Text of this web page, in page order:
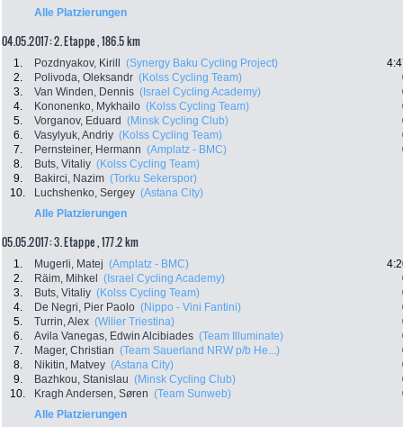
Alle Platzierungen
04.05.2017: 2. Etappe , 186.5 km
1. Pozdnyakov, Kirill (Synergy Baku Cycling Project)
2.
Polivoda, Oleksandr (Kolss Cycling Team)
3.
Van Winden, Dennis (Israel Cycling Academy)
4.
Kononenko, Mykhailo (Kolss Cycling Team)
5.
Vorganov, Eduard (Minsk Cycling Club)
6.
Vasylyuk, Andriy (Kolss Cycling Team)
7.
Pernsteiner, Hermann (Amplatz - BMC)
8.
Buts, Vitaliy (Kolss Cycling Team)
9.
Bakirci, Nazim (Torku Sekerspor)
10.
Luchshenko, Sergey (Astana City)
Alle Platzierungen
05.05.2017: 3. Etappe , 177.2 km
1. Mugerli, Matej (Amplatz - BMC)
2.
Räim, Mihkel (Israel Cycling Academy)
3.
Buts, Vitaliy (Kolss Cycling Team)
4.
De Negri, Pier Paolo (Nippo - Vini Fantini)
5.
Turrin, Alex (Wilier Triestina)
6.
Avila Vanegas, Edwin Alcibiades (Team Illuminate)
7.
Mager, Christian (Team Sauerland NRW p/b He...)
8.
Nikitin, Matvey (Astana City)
9.
Bazhkou, Stanislau (Minsk Cycling Club)
10.
Kragh Andersen, Søren (Team Sunweb)
Alle Platzierungen